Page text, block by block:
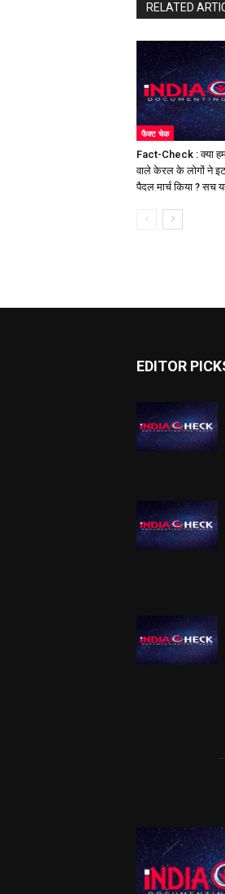
RELATED
फैक्ट चेक
Fact-Check : क्या
वाले केरल के लोगों ने
पैदल मार्च किया ? सच
EDITOR